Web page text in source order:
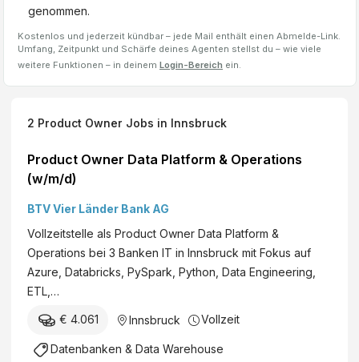
genommen.
Kostenlos und jederzeit kündbar – jede Mail enthält einen Abmelde-Link.
Umfang, Zeitpunkt und Schärfe deines Agenten stellst du – wie viele
weitere Funktionen – in deinem Login-Bereich ein.
2 Product Owner Jobs in Innsbruck
Product Owner Data Platform & Operations
(w/m/d)
BTV Vier Länder Bank AG
Vollzeitstelle als Product Owner Data Platform &
Operations bei 3 Banken IT in Innsbruck mit Fokus auf
Azure, Databricks, PySpark, Python, Data Engineering,
ETL,…
€ 4.061 Innsbruck Vollzeit
Datenbanken & Data Warehouse